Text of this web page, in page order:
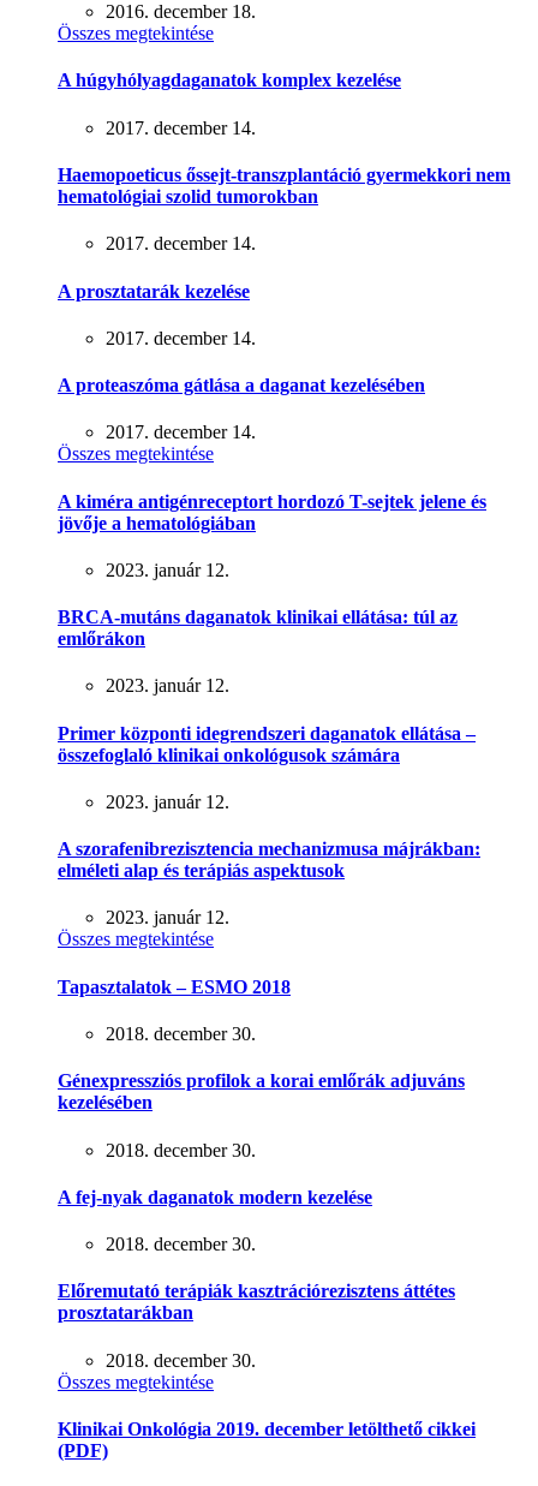
2016. december 18.
Összes megtekintése
A húgyhólyagdaganatok komplex kezelése
2017. december 14.
Haemopoeticus őssejt-transzplantáció gyermekkori nem
hematológiai szolid tumorokban
2017. december 14.
A prosztatarák kezelése
2017. december 14.
A proteaszóma gátlása a daganat kezelésében
2017. december 14.
Összes megtekintése
A kiméra antigénreceptort hordozó T-sejtek jelene és
jövője a hematológiában
2023. január 12.
BRCA-mutáns daganatok klinikai ellátása: túl az
emlőrákon
2023. január 12.
Primer központi idegrendszeri daganatok ellátása –
összefoglaló klinikai onkológusok számára
2023. január 12.
A szorafenibrezisztencia mechanizmusa májrákban:
elméleti alap és terápiás aspektusok
2023. január 12.
Összes megtekintése
Tapasztalatok – ESMO 2018
2018. december 30.
Génexpressziós profilok a korai emlőrák adjuváns
kezelésében
2018. december 30.
A fej-nyak daganatok modern kezelése
2018. december 30.
Előremutató terápiák kasztrációrezisztens áttétes
prosztatarákban
2018. december 30.
Összes megtekintése
Klinikai Onkológia 2019. december letölthető cikkei
(PDF)